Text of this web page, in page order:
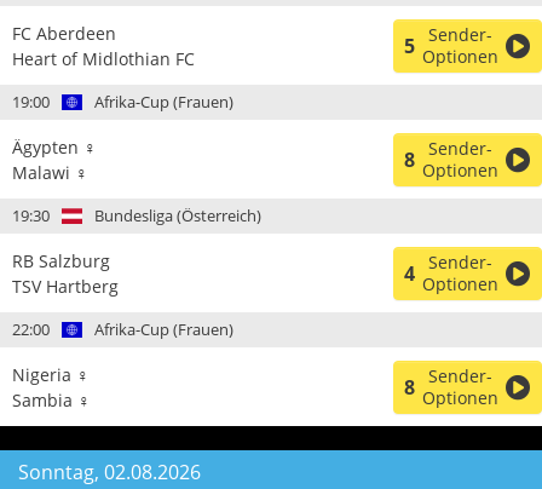
FC Aberdeen
Heart of Midlothian FC
5 Sender-
Optionen
19:00 Afrika-Cup (Frauen)
Ägypten ♀
Malawi ♀
8 Sender-
Optionen
19:30 Bundesliga (Österreich)
RB Salzburg
TSV Hartberg
4 Sender-
Optionen
22:00 Afrika-Cup (Frauen)
Nigeria ♀
Sambia ♀
8 Sender-
Optionen
Sonntag, 02.08.2026